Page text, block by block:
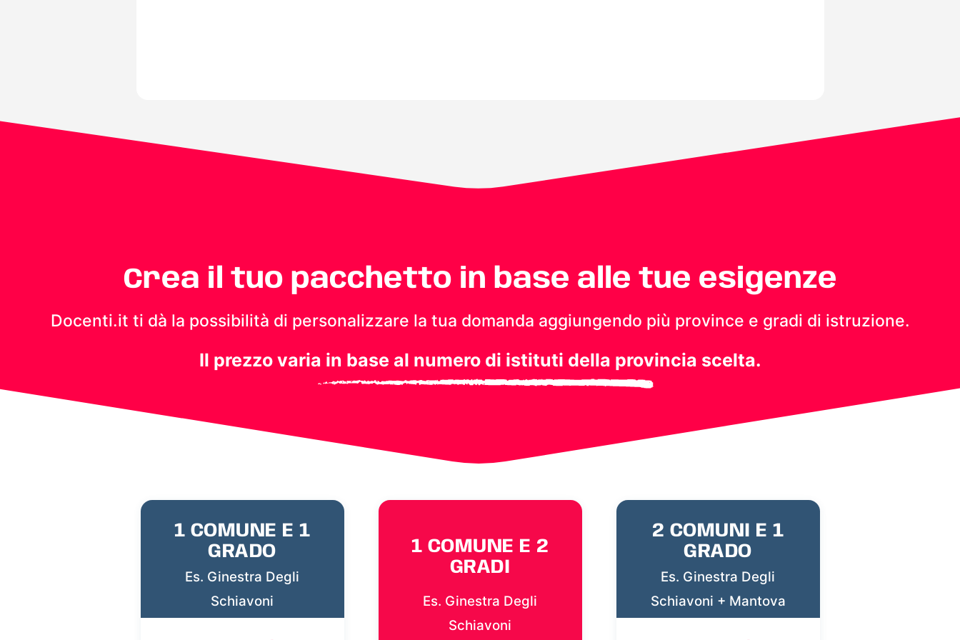
Crea il tuo pacchetto in base alle tue esigenze
Docenti.it ti dà la possibilità di personalizzare la tua domanda aggiungendo più province e gradi di istruzione.
Il prezzo varia in base al numero di istituti della provincia scelta.
1 COMUNE E 1
GRADO
Es. Ginestra Degli
Schiavoni
1 COMUNE E 2
GRADI
Es. Ginestra Degli
Schiavoni
2 COMUNI E 1
GRADO
Es. Ginestra Degli
Schiavoni + Mantova